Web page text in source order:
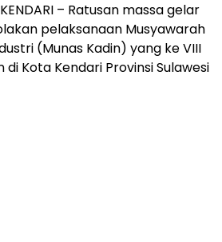
– Ratusan massa gelar
pelaksanaan Musyawarah
(Munas Kadin) yang ke VIII
Kota Kendari Provinsi Sulawesi